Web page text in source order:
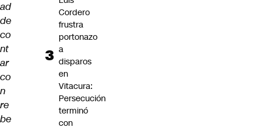
ad
de
co
nt
ar
co
n
re
be
Cordero
frustra
portonazo
a
disparos
en
Vitacura:
Persecución
terminó
con